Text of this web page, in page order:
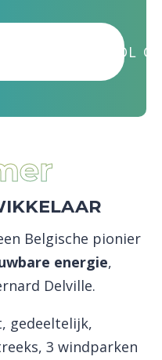
SUCCESVOL
Belgische pionier
energie,
Delville.
gedeeltelijk,
3 windparken